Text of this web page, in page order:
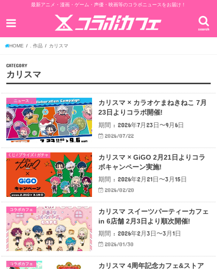
最新アニメ・漫画・ゲーム・声優・映画等のコラボニュースをお届け！
search
HOME . 作品 カリスマ
CATEGORY
カリスマ
ニュース
カリスマ × カラオケまねきねこ 7月
23日よりコラボ開催!
期間 : 2026年7月23日〜9月6日
2026/07/22
くじ / プライズ / ガチャ
カリスマ × GiGO 2月21日よりコラ
ボキャンペーン実施!
期間 : 2026年2月21日〜3月15日
2026/02/20
コラボカフェ
カリスマ スイーツパーティーカフェ
in 6店舗 2月3日より順次開催!
期間 : 2026年2月3日〜3月1日
2026/01/30
コラボカフェ
カリスマ 4周年記念カフェ&ストア